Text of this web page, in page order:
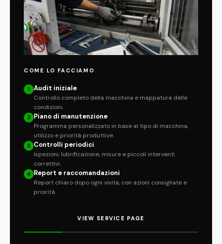
COME LO FACCIAMO
1 Audit iniziale
Controllo completo della macchina e mappatura delle
condizioni.
2 Piano di manutenzione
Programma personalizzato in base al tipo di macchina,
utilizzo e priorità produttive.
3 Controlli periodici
Ispezioni, lubrificazione, misure e piccoli interventi
correttivi.
4 Report e raccomandazioni
Report chiaro dopo ogni visita, con azioni consigliate e
priorità.
VIEW SERVICE PAGE